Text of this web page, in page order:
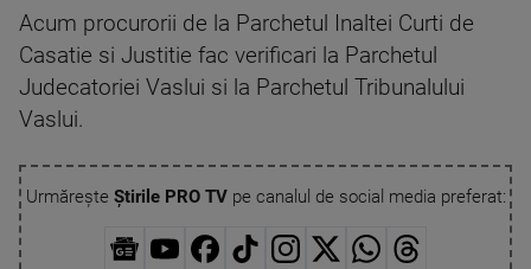
Acum procurorii de la Parchetul Inaltei Curti de
Casatie si Justitie fac verificari la Parchetul
Judecatoriei Vaslui si la Parchetul Tribunalului
Vaslui.
Urmărește Știrile PRO TVpe canalul de social media preferat: